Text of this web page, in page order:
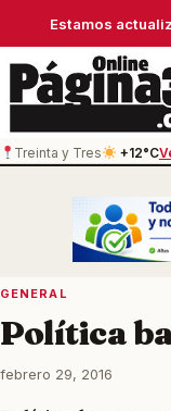
Estamos
Treinta y Tres
+12°C
GENERAL
Política
febrero 29, 2016